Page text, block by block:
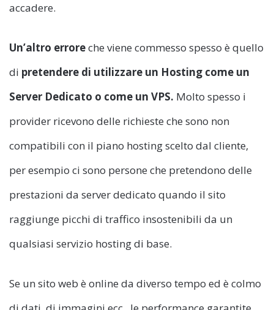
accadere.
Un’altro erroreche viene commesso spesso è quello
di pretendere di utilizzare un Hosting come un
Server Dedicato o come un VPS. Molto spesso i
provider ricevono delle richieste che sono non
compatibili con il piano hosting scelto dal cliente,
per esempio ci sono persone che pretendono delle
prestazioni da server dedicato quando il sito
raggiunge picchi di traffico insostenibili da un
qualsiasi servizio hosting di base.
Se un sito web è online da diverso tempo ed è colmo